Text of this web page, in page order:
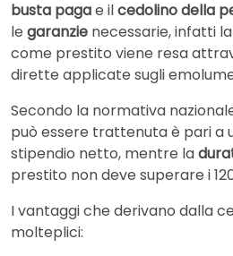
busta pagae ilcedolino della
le garanzie necessarie, infatti
come prestito viene resa
dirette applicate sugli
Secondo la normativa
può essere trattenuta è pari a
stipendio netto, mentre la
prestito non deve superare i
I vantaggi che derivano dalla
molteplici: